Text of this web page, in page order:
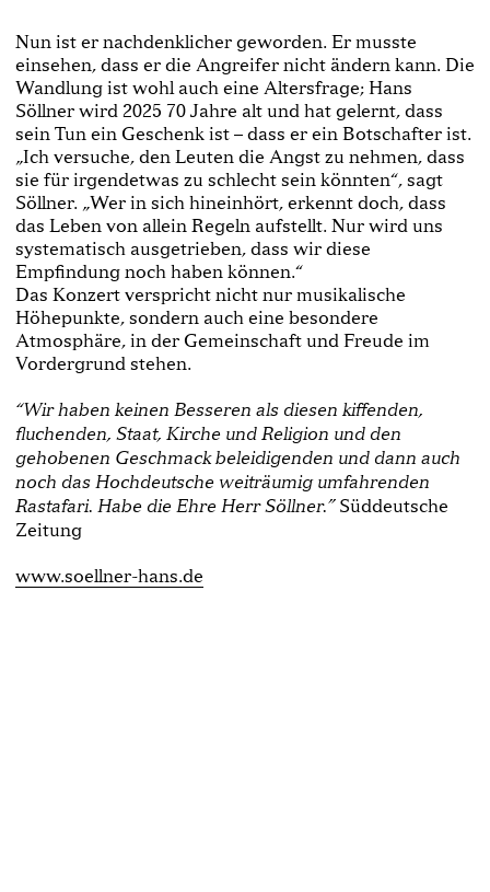
Nun ist er nachdenklicher geworden. Er musste
einsehen, dass er die Angreifer nicht ändern kann. Die
Wandlung ist wohl auch eine Altersfrage; Hans
Söllner wird 2025 70 Jahre alt und hat gelernt, dass
sein Tun ein Geschenk ist – dass er ein Botschafter ist.
„Ich versuche, den Leuten die Angst zu nehmen, dass
sie für irgendetwas zu schlecht sein könnten“, sagt
Söllner. „Wer in sich hineinhört, erkennt doch, dass
das Leben von allein Regeln aufstellt. Nur wird uns
systematisch ausgetrieben, dass wir diese
Empfindung noch haben können.“
Das Konzert verspricht nicht nur musikalische
Höhepunkte, sondern auch eine besondere
Atmosphäre, in der Gemeinschaft und Freude im
Vordergrund stehen.
“Wir haben keinen Besseren als diesen kiffenden,
fluchenden, Staat, Kirche und Religion und den
gehobenen Geschmack beleidigenden und dann auch
noch das Hochdeutsche weiträumig umfahrenden
Rastafari. Habe die Ehre Herr Söllner.”Süddeutsche
Zeitung
www.soellner-hans.de